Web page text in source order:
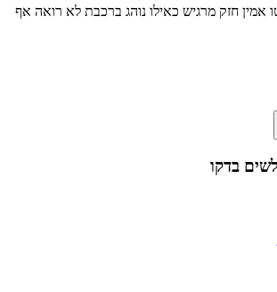
שנה 2014 אוטו אמין חזק מרגיש כאילו נוהג ברכבת לא רואה אף
בדקו